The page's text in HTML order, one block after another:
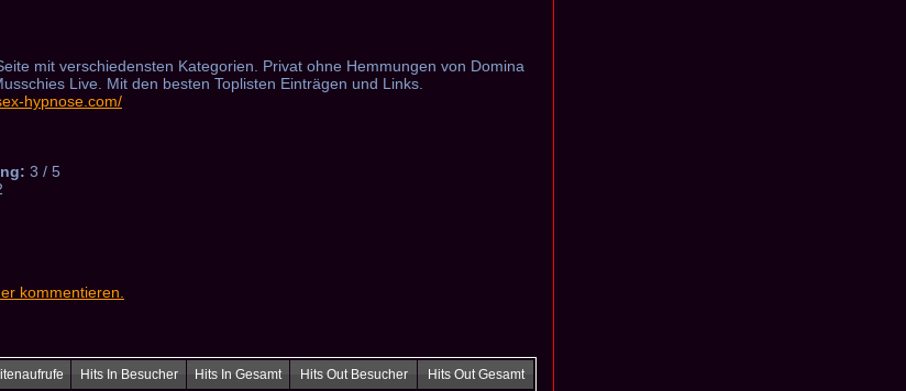
mit verschiedensten Kategorien. Privat ohne Hemmungen von Domina
Live. Mit den besten Toplisten Einträgen und Links.
hypnose.com/
3 / 5
kommentieren.
Hits In Besucher Hits In Gesamt Hits Out Besucher Hits Out Gesamt